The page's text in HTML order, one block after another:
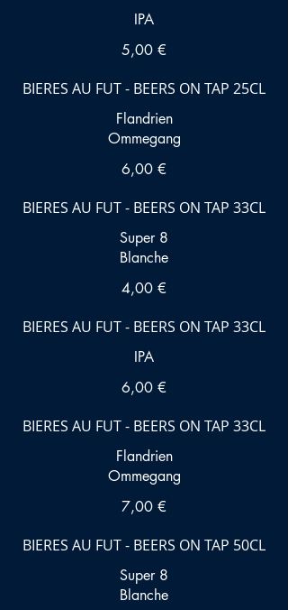
5,00 €
BIERES AU FUT - BEERS ON TAP 25CL
Flandrien
Ommegang
6,00 €
BIERES AU FUT - BEERS ON TAP 33CL
Super 8
Blanche
4,00 €
BIERES AU FUT - BEERS ON TAP 33CL
6,00 €
BIERES AU FUT - BEERS ON TAP 33CL
Flandrien
Ommegang
7,00 €
BIERES AU FUT - BEERS ON TAP 50CL
Super 8
Blanche